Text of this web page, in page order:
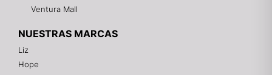
Ventura Mall
NUESTRAS MARCAS
Liz
Hope